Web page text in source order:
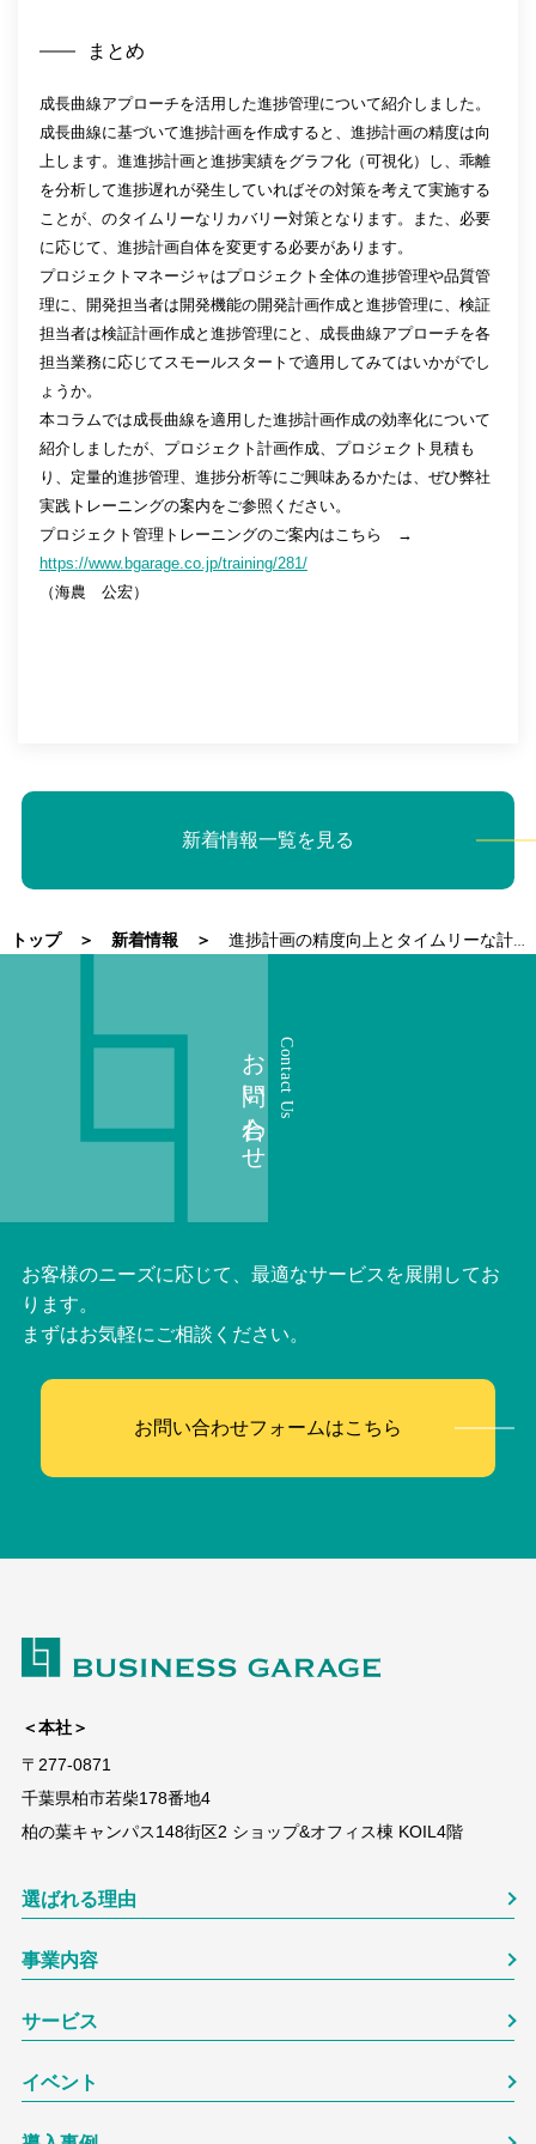
まとめ
成長曲線アプローチを活用した進捗管理について紹介しました。
成長曲線に基づいて進捗計画を作成すると、進捗計画の精度は向
上します。進進捗計画と進捗実績をグラフ化（可視化）し、乖離
を分析して進捗遅れが発生していればその対策を考えて実施する
ことが、のタイムリーなリカバリー対策となります。また、必要
に応じて、進捗計画自体を変更する必要があります。
プロジェクトマネージャはプロジェクト全体の進捗管理や品質管
理に、開発担当者は開発機能の開発計画作成と進捗管理に、検証
担当者は検証計画作成と進捗管理にと、成長曲線アプローチを各
担当業務に応じてスモールスタートで適用してみてはいかがでし
ょうか。
本コラムでは成長曲線を適用した進捗計画作成の効率化について
紹介しましたが、プロジェクト計画作成、プロジェクト見積も
り、定量的進捗管理、進捗分析等にご興味あるかたは、ぜひ弊社
実践トレーニングの案内をご参照ください。
プロジェクト管理トレーニングのご案内はこちら →
https://www.bgarage.co.jp/training/281/
（海農 公宏）
新着情報一覧を見る
トップ 新着情報 進捗計画の精度向上とタイムリーな計画変更を目指して -- 成長曲線適用アプローチの勧め
Contact Us
お問い合わせ
お客様のニーズに応じて、最適なサービスを展開してお
ります。
まずはお気軽にご相談ください。
お問い合わせフォームはこちら
＜本社＞
〒277-0871
千葉県柏市若柴178番地4
柏の葉キャンパス148街区2 ショップ&オフィス棟 KOIL4階
選ばれる理由
事業内容
サービス
イベント